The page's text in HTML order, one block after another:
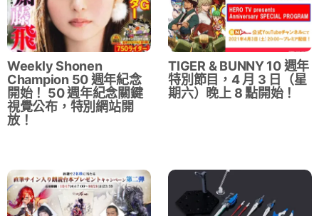
Weekly Shonen
Champion 50 週年紀念
開始！ 50 週年紀念關鍵
視覺公布，特別網站開
放！
TIGER & BUNNY 10 週年
特別節目，4 月 3 日（星
期六）晚上 8 點開始！